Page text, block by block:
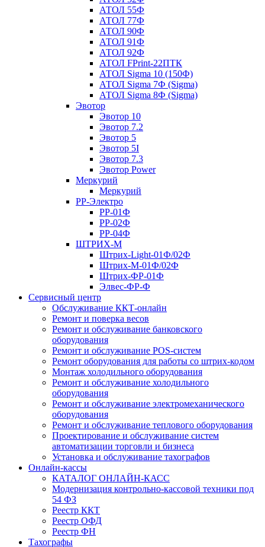
АТОЛ 55Ф
АТОЛ 77Ф
АТОЛ 90Ф
АТОЛ 91Ф
АТОЛ 92Ф
АТОЛ FPrint-22ПТК
АТОЛ Sigma 10 (150Ф)
АТОЛ Sigma 7Ф (Sigma)
АТОЛ Sigma 8Ф (Sigma)
Эвотор
Эвотор 10
Эвотор 7.2
Эвотор 5
Эвотор 5I
Эвотор 7.3
Эвотор Power
Меркурий
Меркурий
РР-Электро
РР-01Ф
РР-02Ф
РР-04Ф
ШТРИХ-М
Штрих-Light-01Ф/02Ф
Штрих-М-01Ф/02Ф
Штрих-ФР-01Ф
Элвес-ФР-Ф
Сервисный центр
Обслуживание ККТ-онлайн
Ремонт и поверка весов
Ремонт и обслуживание банковского
оборудования
Ремонт и обслуживание POS-систем
Ремонт оборудования для работы со штрих-кодом
Монтаж холодильного оборудования
Ремонт и обслуживание холодильного
оборудования
Ремонт и обслуживание электромеханического
оборудования
Ремонт и обслуживание теплового оборудования
Проектирование и обслуживание систем
автоматизации торговли и бизнеса
Установка и обслуживание тахографов
Онлайн-кассы
КАТАЛОГ ОНЛАЙН-КАСС
Модернизация контрольно-кассовой техники под
54 ФЗ
Реестр ККТ
Реестр ОФД
Реестр ФН
Тахографы